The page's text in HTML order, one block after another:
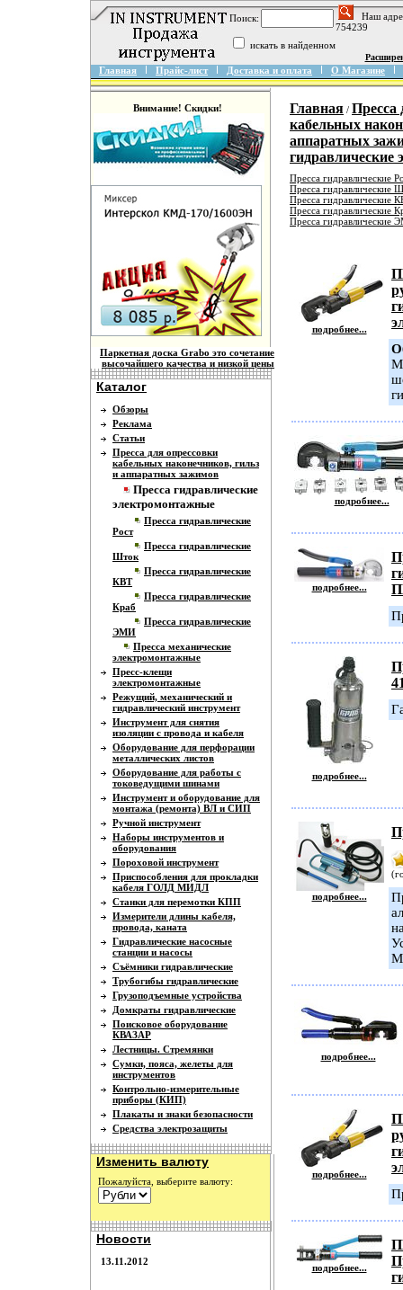
Поиск:
Наш
754239
искать в найденном
Главная Прайс-лист Доставка и оплата О Магазине
Внимание! Скидки!
Паркетная доска Grabo это сочетание
высочайшего качества и низкой цены
Каталог
Обзоры
Реклама
Статьи
Пресса для опрессовки
кабельных наконечников, гильз
и аппаратных зажимов
Пресса гидравлические
электромонтажные
Пресса гидравлические
Рост
Пресса гидравлические
Шток
Пресса гидравлические
КВТ
Пресса гидравлические
Краб
Пресса гидравлические
ЭМИ
Пресса механические
электромонтажные
Пресс-клещи
электромонтажные
Режущий, механический и
гидравлический инструмент
Инструмент для снятия
изоляции с провода и кабеля
Оборудование для перфорации
металлических листов
Оборудование для работы с
токоведущими шинами
Инструмент и оборудование для
монтажа (ремонта) ВЛ и СИП
Ручной инструмент
Наборы инструментов и
оборудования
Пороховой инструмент
Приспособления для прокладки
кабеля ГОЛД МИДЛ
Станки для перемотки КПП
Измерители длины кабеля,
провода, каната
Гидравлические насосные
станции и насосы
Съёмники гидравлические
Трубогибы гидравлические
Грузоподъемные устройства
Домкраты гидравлические
Поисковое оборудование
КВАЗАР
Лестницы. Стремянки
Сумки, пояса, желеты для
инструментов
Контрольно-измерительные
приборы (КИП)
Плакаты и знаки безопасности
Средства электрозащиты
Изменить валюту
Пожалуйста, выберите валюту:
Новости
13.11.2012
Главная / Пресса
кабельных
аппаратных
гидравлические
Пресса гидравлические
Пресса гидравлические
Пресса гидравлические
Пресса гидравлические
Пресса гидравлические
подробнее...
подробнее...
подробнее...
подробнее...
подробнее...
подробнее...
подробнее...
подробнее...